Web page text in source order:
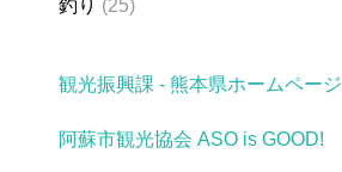
釣り (25)
観光振興課 - 熊本県ホームページ
阿蘇市観光協会 ASO is GOOD!